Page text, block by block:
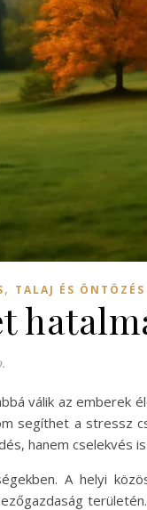
, TALAJ ÉS ÖNTÖZÉS
válik az emberek
segíthet a stressz
hanem cselekvés
A helyi